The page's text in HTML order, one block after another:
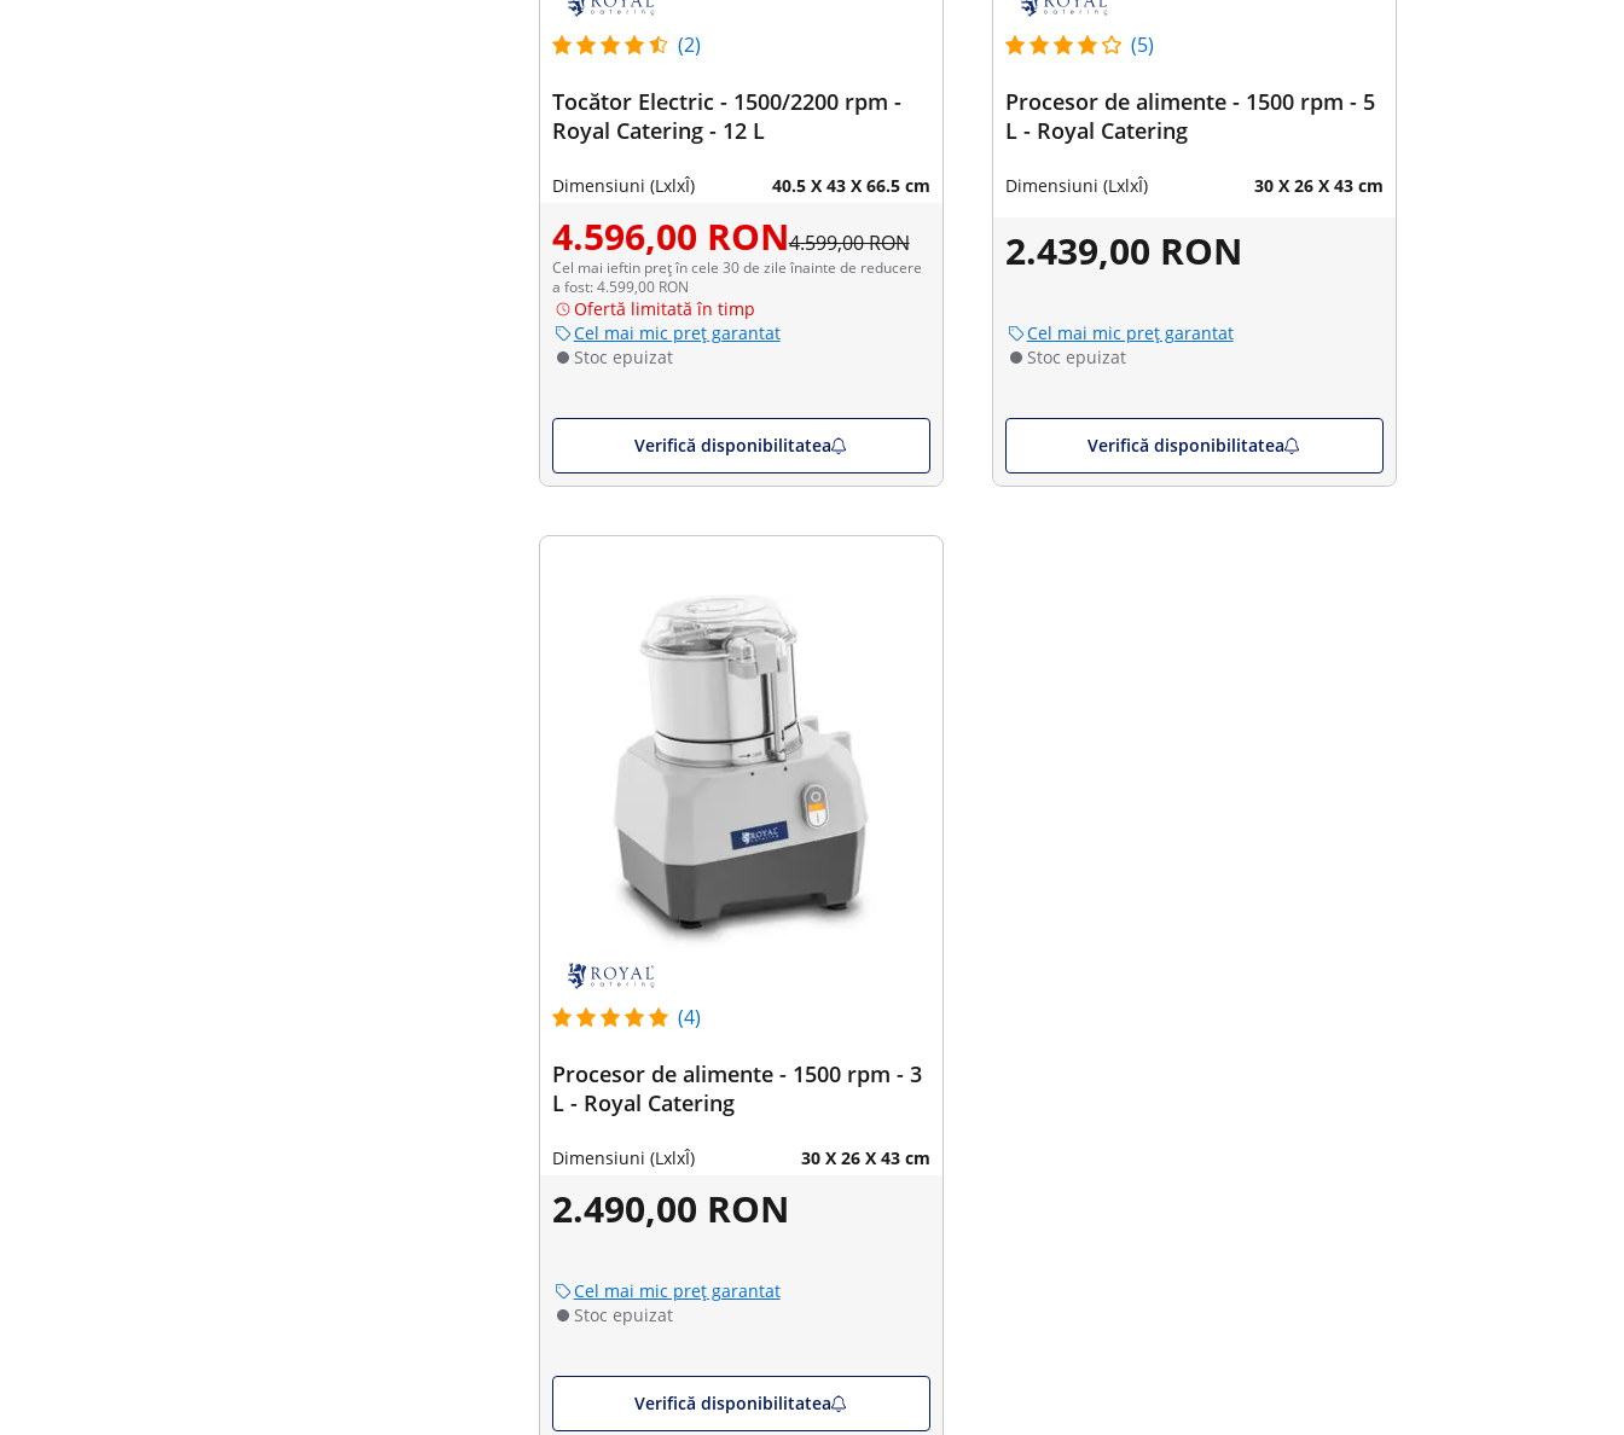
(2)
Tocător Electric - 1500/2200 rpm -
Royal Catering - 12 L
Dimensiuni (LxlxÎ) 40.5 X 43 X 66.5 cm
4.596,00 RON4.599,00 RON
Cel mai ieftin preț în cele 30 de zile înainte de reducere
a fost: 4.599,00 RON
Ofertă limitată în timp
Cel mai mic preț garantat
Stoc epuizat
Verifică disponibilitatea
(5)
Procesor de alimente - 1500 rpm - 5
L - Royal Catering
Dimensiuni (LxlxÎ) 30 X 26 X 43 cm
2.439,00 RON
Cel mai mic preț garantat
Stoc epuizat
Verifică disponibilitatea
(4)
Procesor de alimente - 1500 rpm - 3
L - Royal Catering
Dimensiuni (LxlxÎ) 30 X 26 X 43 cm
2.490,00 RON
Cel mai mic preț garantat
Stoc epuizat
Verifică disponibilitatea